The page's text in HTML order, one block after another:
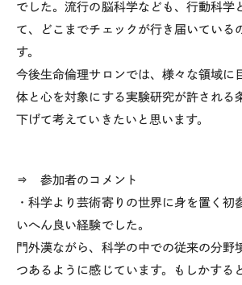
でした。流行の脳科学なども、行動科学
て、どこまでチェックが行き届いている
す。
今後生命倫理サロンでは、様々な領域に
体と心を対象にする実験研究が許される
下げて考えていきたいと思います。
⇒ 参加者のコメント
・科学より芸術寄りの世界に身を置く初
いへん良い経験でした。
門外漢ながら、科学の中での従来の分野
つあるように感じています。もしかする